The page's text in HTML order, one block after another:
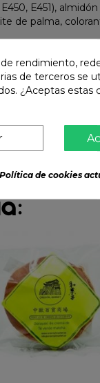
E451),
de palma,
rendimiento,
de terceros se
¿Aceptas estas
Política de cookies